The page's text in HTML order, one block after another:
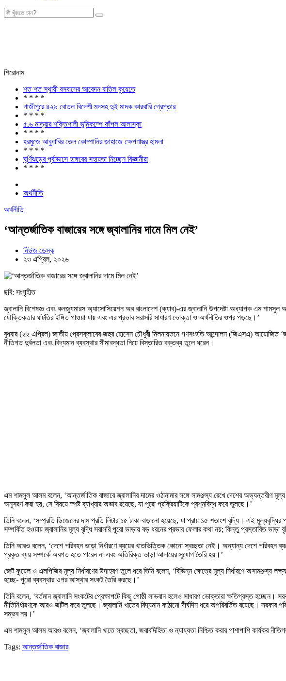
শিরোনাম
শত শত স্থায়ী বসবাসের আবেদন বাতিল কুয়েতে
* * * *
গাজীপুরে ৪২৯ বোতল বিদেশী মদসহ দুই মাদক কারবারি গ্রেপ্তার
* * * *
৫.৬ মাত্রার শক্তিশালী ভূমিকম্পে কাঁপল আলাস্কা
* * * *
হরমুজে আবুধাবির তেল কোম্পানির জাহাজে ক্ষেপণাস্ত্র হামলা
* * * *
ঘূর্ণিঝড়ের পূর্বাভাসে হাঙ্গরের সহায়তা নিচ্ছেন বিজ্ঞানীরা
* * * *
অর্থনীতি
অর্থনীতি
‘আন্তর্জাতিক বাজারের সঙ্গে জ্বালানির দামে মিল নেই’
নিউজ ডেস্ক
২৩ এপ্রিল, ২০২৬
ছবি: সংগৃহীত
জ্বালানি বিশেষজ্ঞ এবং কনজ্যুমারস অ্যাসোসিয়েশন অব বাংলাদেশ (ক্যাব)-এর জ্বালানি উপদেষ্টা অধ্যাপক এম শামসুল
যৌক্তিকতার ঘাটতির ইঙ্গিত পাওয়া যায় এবং এর প্রভাব সরাসরি সাধারণ ভোক্তা ও অর্থনীতির ওপর পড়ছে।’
বুধবার (২২ এপ্রিল) জাতীয় প্রেসক্লাবের জহুর হোসেন চৌধুরী মিলনায়তনে গণসংহতি আন্দোলন (জিএসএ) আয়োজিত
নীতিগত দুর্বলতা এবং বিদ্যমান ব্যবস্থার সীমাবদ্ধতা নিয়ে বিস্তারিত বক্তব্য তুলে ধরেন।
এম শামসুল আলম বলেন, ‘আন্তর্জাতিক বাজারে জ্বালানির দামের ওঠানামার সঙ্গে সামঞ্জস্য রেখে দেশের অভ্যন্তরীণ
অনুসরণ করা হয়, সে বিষয়ে স্পষ্ট ব্যাখ্যার অভাব রয়েছে, যা পুরো প্রক্রিয়াটিকে প্রশ্নবিদ্ধ করে তুলছে।’
তিনি বলেন, ‘সম্প্রতি ডিজেলের দাম প্রতি লিটার ১৫ টাকা বাড়ানো হয়েছে, যা প্রায় ১৫ শতাংশ বৃদ্ধি। এই
সম্পর্কিত হওয়ায় জ্বালানির মূল্য বৃদ্ধি সরাসরি পুরো ভাড়ায় বড় ধরনের প্রভাব ফেলার কথা নয়; কিন্তু প্রস্তাবিত ভাড়া
তিনি আরও বলেন, ‘দেশে পরিবহন ভাড়া নির্ধারণে ব্যয়ের খাতভিত্তিক কোনো স্বচ্ছতা নেই। অন্যান্য দেশে পরিবহন
প্রকৃত ব্যয় সম্পর্কে অবগত হতে পারেন না এবং অতিরিক্ত ভাড়া আদায়ের সুযোগ তৈরি হয়।’
জেট ফুয়েল ও এলপিজির মূল্য নির্ধারণের উদাহরণ তুলে ধরে তিনি বলেন, ‘বিভিন্ন ক্ষেত্রে মূল্য নির্ধারণে অসামঞ্জস্য
হচ্ছে- পুরো ব্যবস্থার ওপর আস্থার সংকট তৈরি করছে।’
তিনি বলেন, ‘বর্তমান জ্বালানি সংকটের প্রেক্ষাপটে কিছু গোষ্ঠী লাভবান হলেও সাধারণ ভোক্তারা ক্ষতিগ্রস্ত
নীতিনির্ধারণকে আরও জটিল করে তুলছে। জ্বালানি খাতের বিদ্যমান কাঠামো দীর্ঘদিন ধরে অপরিবর্তিত রয়েছে।
সম্ভব নয়।’
এম শামসুল আলম আরও বলেন, ‘জ্বালানি খাতে স্বচ্ছতা, জবাবদিহিতা ও ন্যায্যতা নিশ্চিত করার পাশাপাশি কার্যকর
Tags: আন্তর্জাতিক বাজার